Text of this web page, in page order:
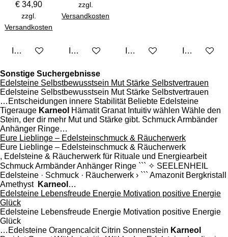
€ 34,90
zzgl.
Versandkosten
In den Warenkorb
zzgl.
Versandkosten
In den WarenkorbIn den WarenkorbIn den
Sonstige Suchergebnisse
Edelsteine Selbstbewusstsein Mut Stärke Selbstvertrauen
Edelsteine Selbstbewusstsein Mut Stärke Selbstvertrauen
…Entscheidungen innere Stabilität Beliebte Edelsteine
Tigerauge Karneol Hämatit Granat Intuitiv wählen Wähle den
Stein, der dir mehr Mut und Stärke gibt. Schmuck Armbänder
Anhänger Ringe…
Eure Lieblinge – Edelsteinschmuck & Räucherwerk
Eure Lieblinge – Edelsteinschmuck & Räucherwerk
, Edelsteine & Räucherwerk für Rituale und Energiearbeit
Schmuck Armbänder Anhänger Ringe ``` ✧ SEELENHEIL
Edelsteine · Schmuck · Räucherwerk › ``` Amazonit Bergkristall
Amethyst Karneol …
Edelsteine Lebensfreude Energie Motivation positive Energie
Glück
Edelsteine Lebensfreude Energie Motivation positive Energie
Glück
…Edelsteine Orangencalcit Citrin Sonnenstein Karneol